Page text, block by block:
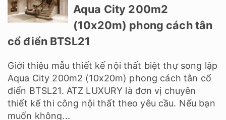
Aqua City 200m2
(10x20m) phong cách tân
cổ điển BTSL21
Giới thiệu mẫu thiết kế nội thất biệt thự song lập
Aqua City 200m2 (10x20m) phong cách tân cổ
điển BTSL21. ATZ LUXURY là đơn vị chuyên
thiết kế thi công nội thất theo yêu cầu. Nếu bạn
muốn không...